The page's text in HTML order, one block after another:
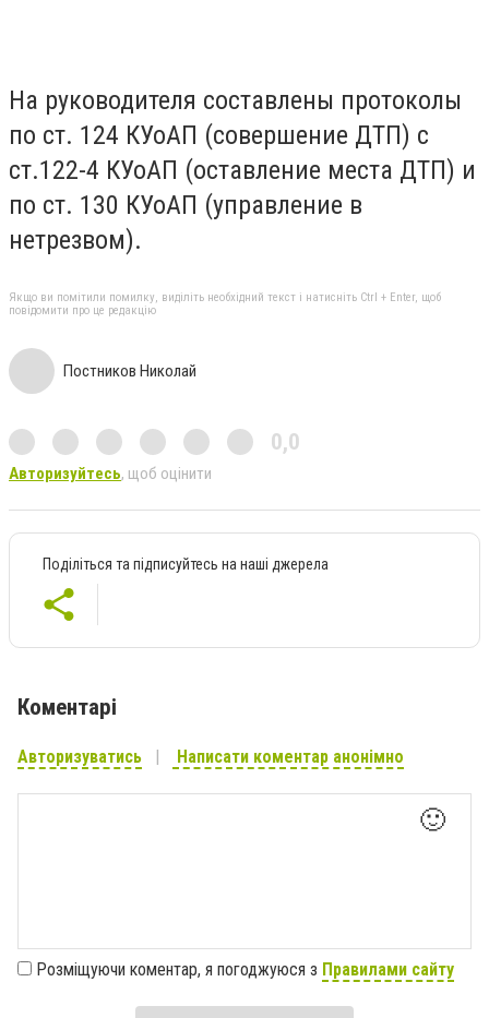
На руководителя составлены протоколы
по ст. 124 КУоАП (совершение ДТП) с
ст.122-4 КУоАП (оставление места ДТП) и
по ст. 130 КУоАП (управление в
нетрезвом).
Якщо ви помітили помилку, виділіть необхідний текст і натисніть Ctrl + Enter, щоб
повідомити про це редакцію
Постников Николай
0,0
Авторизуйтесь, щоб оцінити
Поділіться та підписуйтесь на наші джерела
Коментарі
Авторизуватись Написати коментар анонімно
🙂
Розміщуючи коментар, я погоджуюся з Правилами сайту